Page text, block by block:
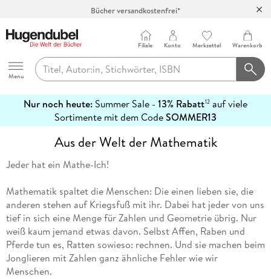
Bücher versandkostenfrei*
Abholung in über 100 Filialen
Hugendubel
Menu
Filiale Konto Merkzettel Warenkorb
Nur noch heute: Summer Sale - 13% Rabatt12 auf viele
Sortimente mit dem CodeSOMMER13
erfahren
Aus der Welt der Mathematik
Jeder hat ein Mathe-Ich!
Mathematik spaltet die Menschen: Die einen lieben sie, die
anderen stehen auf Kriegsfuß mit ihr. Dabei hat jeder von uns
tief in sich eine Menge für Zahlen und Geometrie übrig. Nur
weiß kaum jemand etwas davon. Selbst Affen, Raben und
Pferde tun es, Ratten sowieso: rechnen. Und sie machen beim
Jonglieren mit Zahlen ganz ähnliche Fehler wie wir
Menschen.